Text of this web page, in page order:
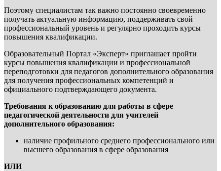
Поэтому специалистам так важно постоянно своевременно
получать актуальную информацию, поддерживать свой
профессиональный уровень и регулярно проходить курсы
повышения квалификации.
Образовательный Портал «Эксперт» приглашает пройти
курсы повышения квалификации и профессиональной
переподготовки для педагогов дополнительного образования
для получения профессиональных компетенций и
официального подтверждающего документа.
Требования к образованию для работы в сфере
педагогической деятельности для учителей
дополнительного образования:
наличие профильного среднего профессионального или
высшего образования в сфере образования
ИЛИ